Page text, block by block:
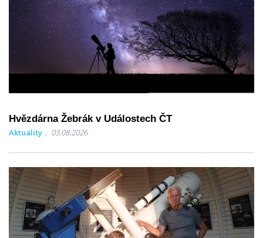
Hvězdárna Žebrák v Událostech ČT
Aktuality 03.08.2026